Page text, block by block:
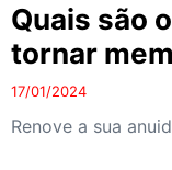
Quais são
tornar
17/01/2024
Renove a sua